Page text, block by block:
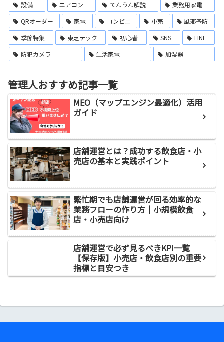
設備
エアコン てんうん解説
業務用家電
QRオーダー
家電 コンビニ 小売
風邪予防
季節特集
東芝テック 初心者 SNS
LINE
防犯カメラ
生活家電 加湿器
管理人おすすめ記事一覧
MEO（マップエンジン最適化）活用
ガイド
店舗運営とは？成功する飲食店・小
売店の基本と実践ポイント
繁忙期でも店舗運営が回る効率的な
業務フローの作り方｜小規模飲食
店・小売店向け
店舗運営で必ず見るべきKPI一覧
【保存版】小売店・飲食店別の重要
指標と目安つき